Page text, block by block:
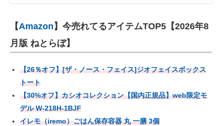
【Amazon 】今売れてるアイテムTOP5【2026年8
月版 ねとらぼ】
【26％オフ】[ザ・ノース・フェイス]ジオフェイスボックス
トート
【30%オフ】カシオコレクション【国内正規品】web限定モ
デル W-218H-1BJF
イレモ（iremo）ごはん保存容器 丸 一膳 3個